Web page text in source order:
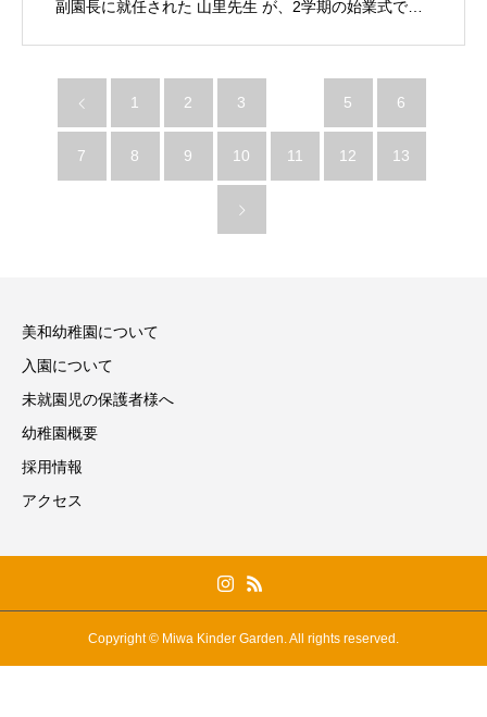
副園長に就任された 山里先生 が、2学期の始業式で…
1 2 3 5 6
7 8 9 10 11 12 13
美和幼稚園について
入園について
未就園児の保護者様へ
幼稚園概要
採用情報
アクセス
Copyright © Miwa Kinder Garden. All rights reserved.